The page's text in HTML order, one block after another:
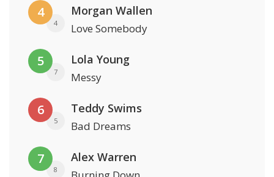
4
4
Morgan Wallen
Love Somebody
5
7
Lola Young
Messy
6
5
Teddy Swims
Bad Dreams
7
8
Alex Warren